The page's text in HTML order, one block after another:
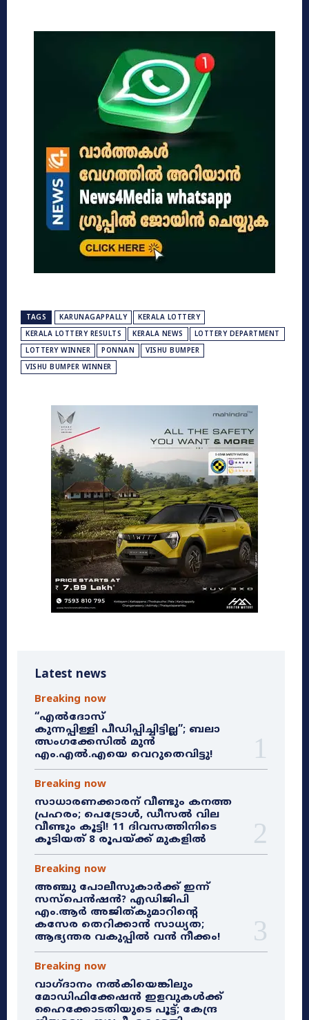
TAGS KARUNAGAPPALLY
KERALA LOTTERY
KERALA LOTTERY RESULTS
KERALA NEWS
LOTTERY DEPARTMENT
LOTTERY WINNER
PONNAN
VISHU BUMPER
VISHU BUMPER WINNER
Latest news
Breaking now
“എൽദോസ്
കുന്നപ്പിള്ളി പീഡിപ്പിച്ചിട്ടില്ല”; ബലാ
ത്സംഗക്കേസിൽ മുൻ
എം.എൽ.എയെ വെറുതെവിട്ടു!
Breaking now
സാധാരണക്കാരന് വീണ്ടും കനത്ത
പ്രഹരം; പെട്രോൾ, ഡീസൽ വില
വീണ്ടും കൂട്ടി! 11 ദിവസത്തിനിടെ
കൂടിയത് 8 രൂപയ്ക്ക് മുകളിൽ
Breaking now
അഞ്ചു പോലീസുകാർക്ക് ഇന്ന്
സസ്‌പെൻഷൻ? എഡിജിപി
എം.ആർ അജിത്കുമാറിൻ്റെ
കസേര തെറിക്കാൻ സാധ്യത;
ആഭ്യന്തര വകുപ്പിൽ വൻ നീക്കം!
Breaking now
വാഗ്ദാനം നൽകിയെങ്കിലും
മോഡിഫിക്കേഷൻ ഇളവുകൾക്ക്
ഹൈക്കോടതിയുടെ പൂട്ട്; കേന്ദ്ര